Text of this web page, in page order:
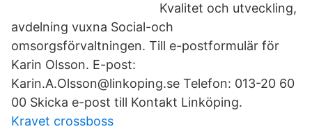
Kvalitet och utveckling,
avdelning vuxna Social-och
omsorgsförvaltningen. Till e-postformulär för
Karin Olsson. E-post:
Karin.A.Olsson@linkoping.se Telefon: 013-20 60
00 Skicka e-post till Kontakt Linköping.
Kravet crossboss